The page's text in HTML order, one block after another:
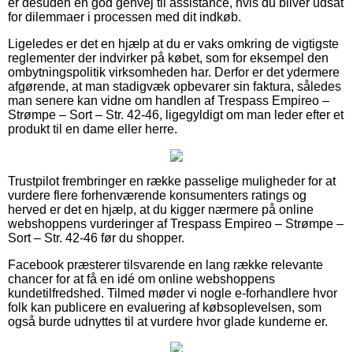
er desuden en god genvej til assistance, hvis du bliver udsat
for dilemmaer i processen med dit indkøb.
Ligeledes er det en hjælp at du er vaks omkring de vigtigste
reglementer der indvirker på købet, som for eksempel den
ombytningspolitik virksomheden har. Derfor er det ydermere
afgørende, at man stadigvæk opbevarer sin faktura, således
man senere kan vidne om handlen af Trespass Empireo –
Strømpe – Sort – Str. 42-46, ligegyldigt om man leder efter et
produkt til en dame eller herre.
Trustpilot frembringer en række passelige muligheder for at
vurdere flere forhenværende konsumenters ratings og
herved er det en hjælp, at du kigger nærmere på online
webshoppens vurderinger af Trespass Empireo – Strømpe –
Sort – Str. 42-46 før du shopper.
Facebook præsterer tilsvarende en lang række relevante
chancer for at få en idé om online webshoppens
kundetilfredshed. Tilmed møder vi nogle e-forhandlere hvor
folk kan publicere en evaluering af købsoplevelsen, som
også burde udnyttes til at vurdere hvor glade kunderne er.